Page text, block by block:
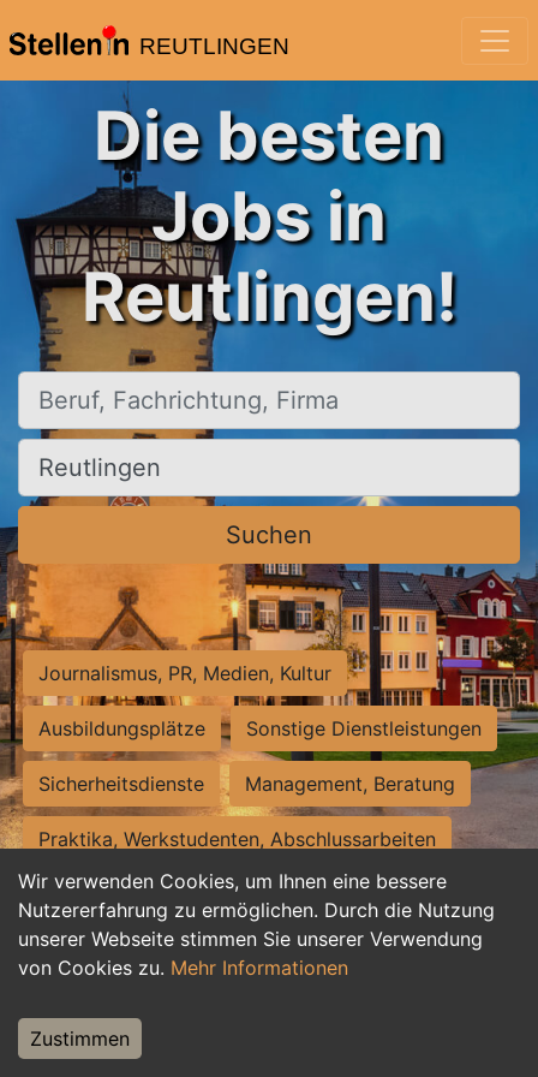
REUTLINGEN
Wir verwenden Cookies, um Ihnen eine bessere
Nutzererfahrung zu ermöglichen. Durch die Nutzung
unserer Webseite stimmen Sie unserer Verwendung
von Cookies zu. Mehr Informationen
Zustimmen
Die besten
Jobs in
Reutlingen!
Beruf, Fachrichtung, Firma
Ort, Stadt
Suchen
Journalismus, PR, Medien, Kultur
Ausbildungsplätze Sonstige Dienstleistungen
Sicherheitsdienste Management, Beratung
Praktika, Werkstudenten, Abschlussarbeiten
Personalwesen Assistenz, Sekretariat
Hilfskräfte, Aushilfs- und Nebenjobs
Weiterbildung, Studium, duale Ausbildung